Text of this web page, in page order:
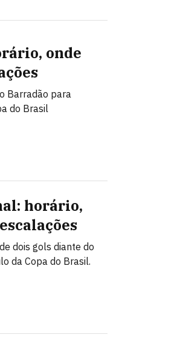
onde
Barradão para
do Brasil
horário,
dois gols diante do
da Copa do Brasil.